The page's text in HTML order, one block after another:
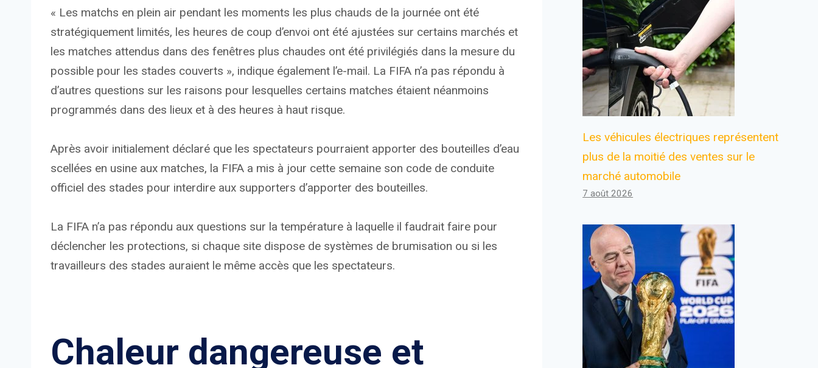
« Les matchs en plein air pendant les moments les plus chauds de la journée ont été
stratégiquement limités, les heures de coup d’envoi ont été ajustées sur certains marchés et
les matches attendus dans des fenêtres plus chaudes ont été privilégiés dans la mesure du
possible pour les stades couverts », indique également l’e-mail. La FIFA n’a pas répondu à
d’autres questions sur les raisons pour lesquelles certains matches étaient néanmoins
programmés dans des lieux et à des heures à haut risque.
Après avoir initialement déclaré que les spectateurs pourraient apporter des bouteilles d’eau
scellées en usine aux matches, la FIFA a mis à jour cette semaine son code de conduite
officiel des stades pour interdire aux supporters d’apporter des bouteilles.
La FIFA n’a pas répondu aux questions sur la température à laquelle il faudrait faire pour
déclencher les protections, si chaque site dispose de systèmes de brumisation ou si les
travailleurs des stades auraient le même accès que les spectateurs.
Chaleur dangereuse et
Les véhicules électriques représentent
plus de la moitié des ventes sur le
marché automobile
7 août 2026